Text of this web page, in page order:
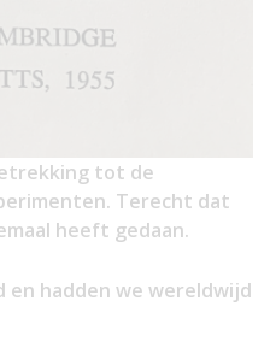
tot de
Terecht dat
heeft gedaan.
en hadden we wereldwijd